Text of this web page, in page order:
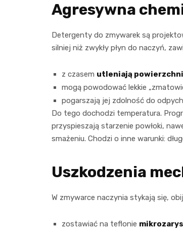
Agresywna
Detergenty do zmywarek są
silniej niż zwykły płyn do naczyń,
z czasem utleniają
mogą powodować lekkie
pogarszają jej zdolność do
Do tego dochodzi temperatura.
przyspieszają starzenie powłoki,
smażeniu. Chodzi o inne warunki:
Uszkodzenia
W zmywarce naczynia stykają się,
zostawiać na teflonie